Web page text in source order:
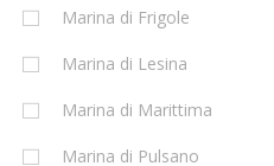
Marina di Frigole
Marina di Lesina
Marina di Marittima
Marina di Pulsano